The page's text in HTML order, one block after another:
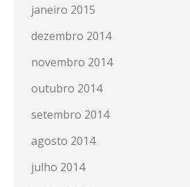
janeiro 2015
dezembro 2014
novembro 2014
outubro 2014
setembro 2014
agosto 2014
julho 2014